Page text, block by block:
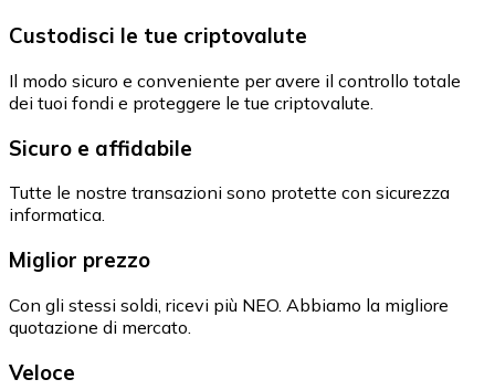
Custodisci le tue criptovalute
Il modo sicuro e conveniente per avere il controllo totale
dei tuoi fondi e proteggere le tue criptovalute.
Sicuro e affidabile
Tutte le nostre transazioni sono protette con sicurezza
informatica.
Miglior prezzo
Con gli stessi soldi, ricevi più NEO. Abbiamo la migliore
quotazione di mercato.
Veloce